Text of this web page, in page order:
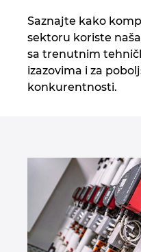
Saznajte kako
sektoru koriste
sa trenutnim
izazovima i za
konkurentnosti.